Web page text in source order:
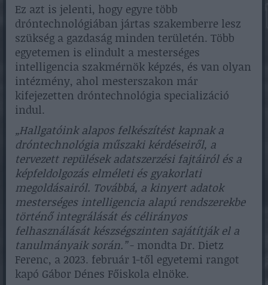
Ez azt is jelenti, hogy egyre több
dróntechnológiában jártas szakemberre lesz
szükség a gazdaság minden területén. Több
egyetemen is elindult a mesterséges
intelligencia szakmérnök képzés, és van olyan
intézmény, ahol mesterszakon már
kifejezetten dróntechnológia specializáció
indul.
„Hallgatóink alapos felkészítést kapnak a
dróntechnológia műszaki kérdéseiről, a
tervezett repülések adatszerzési fajtáiról és a
képfeldolgozás elméleti és gyakorlati
megoldásairól. Továbbá, a kinyert adatok
mesterséges intelligencia alapú rendszerekbe
történő integrálását és célirányos
felhasználását készségszinten sajátítják el a
tanulmányaik során.”- mondta Dr. Dietz
Ferenc, a 2023. február 1-től egyetemi rangot
kapó Gábor Dénes Főiskola elnöke.